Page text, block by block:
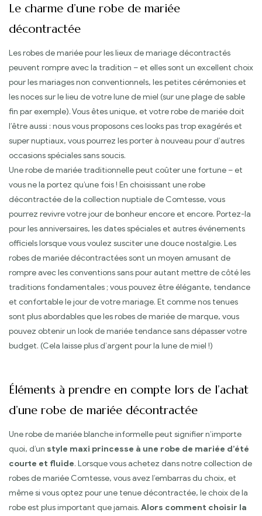
Le charme d’une robe de mariée
décontractée
Les robes de mariée pour les lieux de mariage décontractés
peuvent rompre avec la tradition – et elles sont un excellent choix
pour les mariages non conventionnels, les petites cérémonies et
les noces sur le lieu de votre lune de miel (sur une plage de sable
fin par exemple). Vous êtes unique, et votre robe de mariée doit
l’être aussi : nous vous proposons ces looks pas trop exagérés et
super nuptiaux, vous pourrez les porter à nouveau pour d’autres
occasions spéciales sans soucis.
Une robe de mariée traditionnelle peut coûter une fortune – et
vous ne la portez qu’une fois ! En choisissant une robe
décontractée de la collection nuptiale de Comtesse, vous
pourrez revivre votre jour de bonheur encore et encore. Portez-la
pour les anniversaires, les dates spéciales et autres événements
officiels lorsque vous voulez susciter une douce nostalgie. Les
robes de mariée décontractées sont un moyen amusant de
rompre avec les conventions sans pour autant mettre de côté les
traditions fondamentales ; vous pouvez être élégante, tendance
et confortable le jour de votre mariage. Et comme nos tenues
sont plus abordables que les robes de mariée de marque, vous
pouvez obtenir un look de mariée tendance sans dépasser votre
budget. (Cela laisse plus d’argent pour la lune de miel !)
Éléments à prendre en compte lors de l’achat
d’une robe de mariée décontractée
Une robe de mariée blanche informelle peut signifier n’importe
quoi, d’un style maxi princesse à une robe de mariée d’été
courte et fluide. Lorsque vous achetez dans notre collection de
robes de mariée Comtesse, vous avez l’embarras du choix, et
même si vous optez pour une tenue décontractée, le choix de la
robe est plus important que jamais. Alors comment choisir la